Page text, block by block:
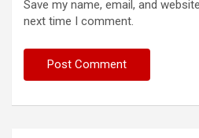
Save my name, email, and
next time I comment.